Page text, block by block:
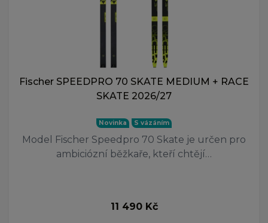
Fischer SPEEDPRO 70 SKATE MEDIUM + RACE
SKATE 2026/27
Novinka S vázáním
Model Fischer Speedpro 70 Skate je určen pro
ambiciózní běžkaře, kteří chtějí…
11 490 Kč